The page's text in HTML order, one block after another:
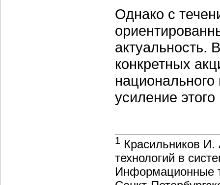
Однако с
актуальность.
конкретных
усиление
1 Красильников
технологий в
Информационные